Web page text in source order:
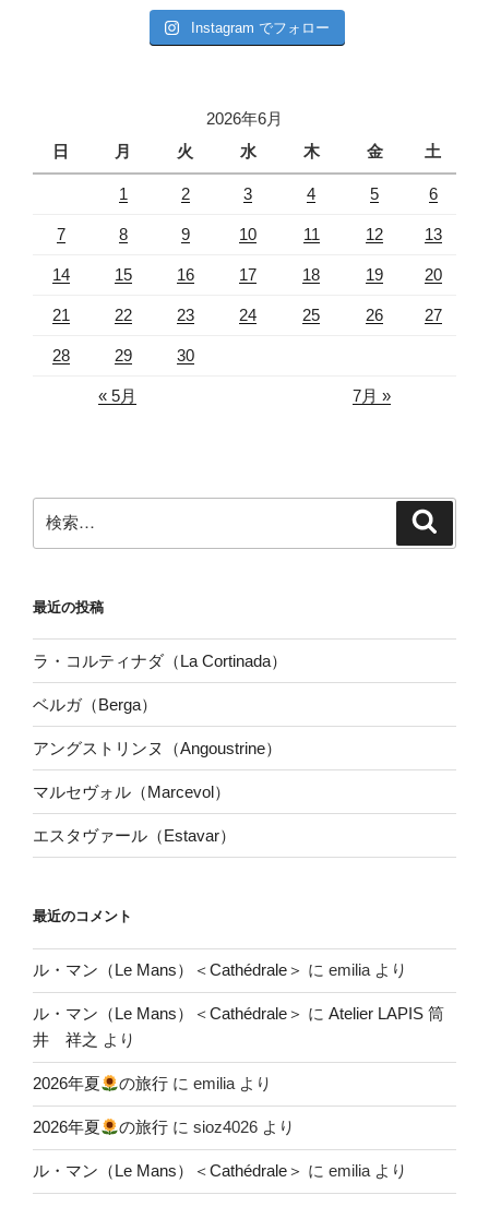
Instagram でフォロー
2026年6月
日
月 火 水 木 金 土
1 2 3 4 5 6
7 8 9 10 11 12 13
14 15 16 17 18 19 20
21 22 23 24 25 26 27
28 29 30
« 5月 7月 »
索:
最近の投稿
ラ・コルティナダ（La Cortinada）
ベルガ（Berga）
アングストリンヌ（Angoustrine）
マルセヴォル（Marcevol）
エスタヴァール（Estavar）
最近のコメント
ル・マン（Le Mans）＜Cathédrale＞ に emilia より
ル・マン（Le Mans）＜Cathédrale＞ に Atelier LAPIS 筒
井 祥之 より
2026年夏 の旅行 にemilia より
2026年夏 の旅行 にsioz4026 より
ル・マン（Le Mans）＜Cathédrale＞ に emilia より